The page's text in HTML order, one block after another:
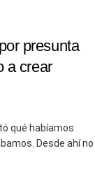
presunta
a crear
qué habíamos
Desde ahí no